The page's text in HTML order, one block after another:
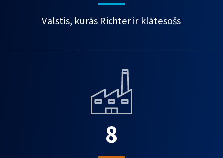
Valstis, kurās Richter ir klātesošs
8